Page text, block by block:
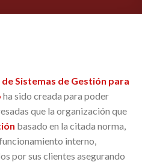
Sistemas de Gestión para
ha sido creada para poder
que la organización que
basado en la citada norma,
interno,
por sus clientes asegurando